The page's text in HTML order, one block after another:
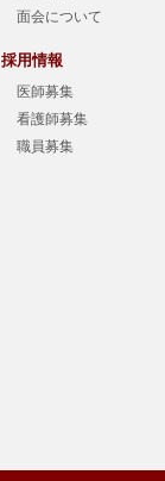
面会について
採用情報
医師募集
看護師募集
職員募集